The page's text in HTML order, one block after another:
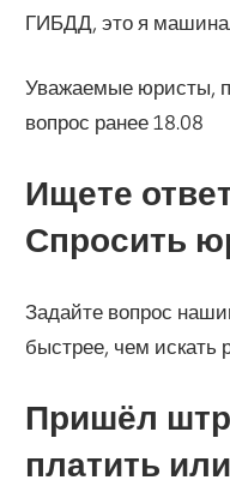
ГИБДД, это я
Уважаемые юристы,
вопрос ранее 18.08
Ищете
Спросить
Задайте вопрос
быстрее, чем искать
Пришёл
платить